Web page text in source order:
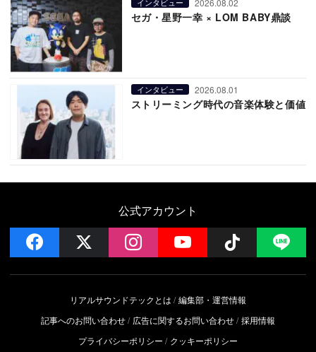
セガ・星野一幸 × LOM BABY鼎談
インタビュー 2026.08.01
ストリーミング時代の音楽体験と価値
公式アカウント
facebook instagramYouTube Follow
リアルサウンドテックとは
編集部・運営情報
記事へのお問い合わせ
広告に関するお問い合わせ 採用情報
プライバシーポリシー
クッキーポリシー